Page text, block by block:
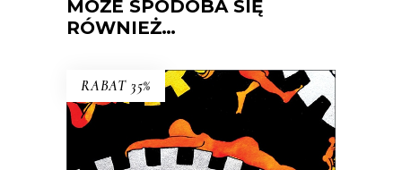
MOŻE SPODOBA SIĘ
RÓWNIEŻ…
RABAT 35%